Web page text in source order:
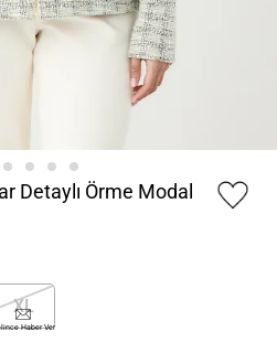
Detaylı Örme Modal
XL
Haber Ver